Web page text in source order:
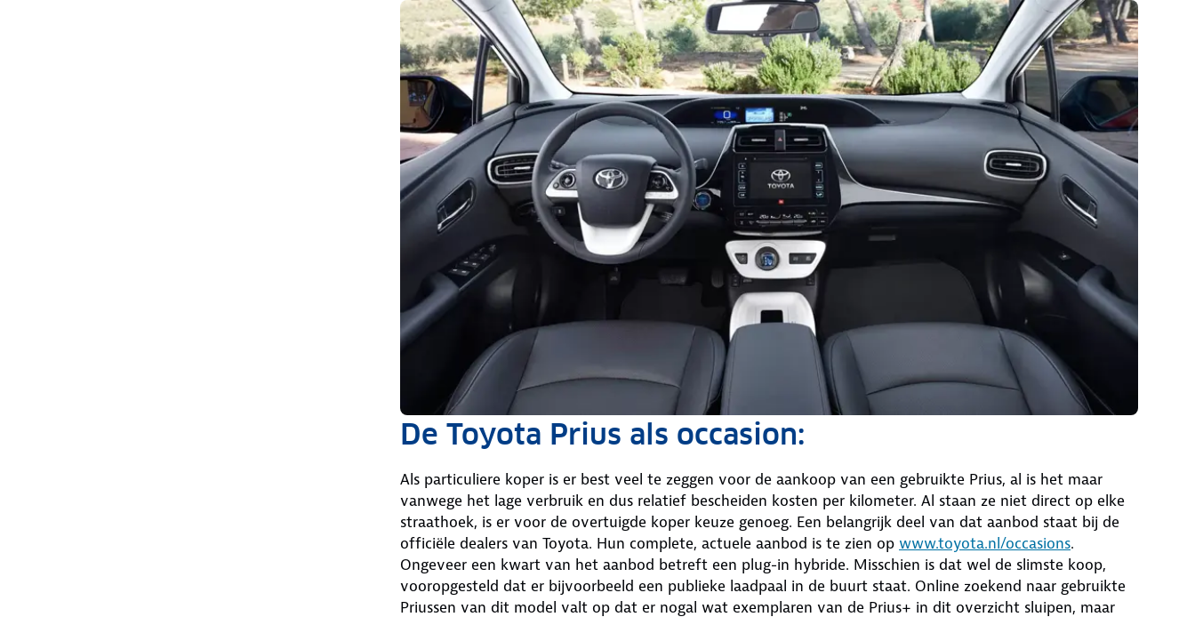
De Toyota Prius als occasion:
Als particuliere koper is er best veel te zeggen voor de aankoop van een gebruikte Prius, al is het maar
vanwege het lage verbruik en dus relatief bescheiden kosten per kilometer. Al staan ze niet direct op elke
straathoek, is er voor de overtuigde koper keuze genoeg. Een belangrijk deel van dat aanbod staat bij de
officiële dealers van Toyota. Hun complete, actuele aanbod is te zien op www.toyota.nl/occasions.
Ongeveer een kwart van het aanbod betreft een plug-in hybride. Misschien is dat wel de slimste koop,
vooropgesteld dat er bijvoorbeeld een publieke laadpaal in de buurt staat. Online zoekend naar gebruikte
Priussen van dit model valt op dat er nogal wat exemplaren van de Prius+ in dit overzicht sluipen, maar